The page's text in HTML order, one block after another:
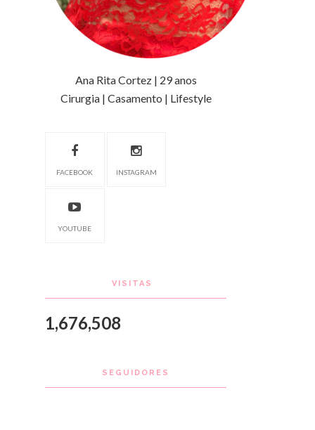
Ana Rita Cortez | 29 anos
Cirurgia | Casamento | Lifestyle
FACEBOOK INSTAGRAM
YOUTUBE
VISITAS
1,676,508
SEGUIDORES